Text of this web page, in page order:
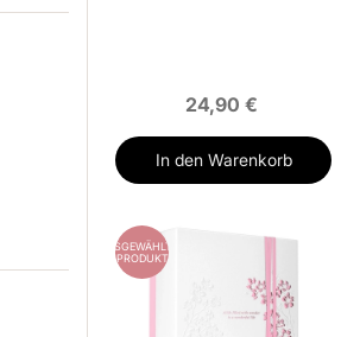
24,90 €
In den Warenkorb
AUSGEWÄHLTES
PRODUKT